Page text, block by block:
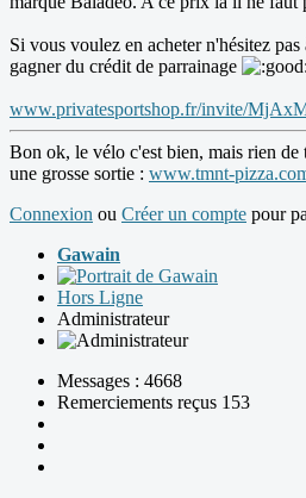
Si vous voulez en acheter n'hésitez
gagner du crédit de parrainage
www.privatesportshop.fr/invite/
Bon ok, le vélo c'est bien, mais rien de
une grosse sortie : www.tmnt-
Connexion ou Créer un compte pour
Gawain
Hors Ligne
Administrateur
Messages : 4668
Remerciements reçus 153